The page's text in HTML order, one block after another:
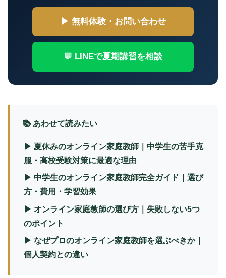
▶ 無料体験・お問い合わせ
💬 LINEで夏期講習を相談
📚 あわせて読みたい
▶ 夏休みのオンライン家庭教師｜中学生の苦手克
服・高校受験対策に最適な理由
▶ 中学生のオンライン家庭教師完全ガイド｜選び
方・費用・学習効果
▶ オンライン家庭教師の選び方｜失敗しない5つ
のポイント
▶ なぜプロのオンライン家庭教師を選ぶべきか｜
個人契約との違い